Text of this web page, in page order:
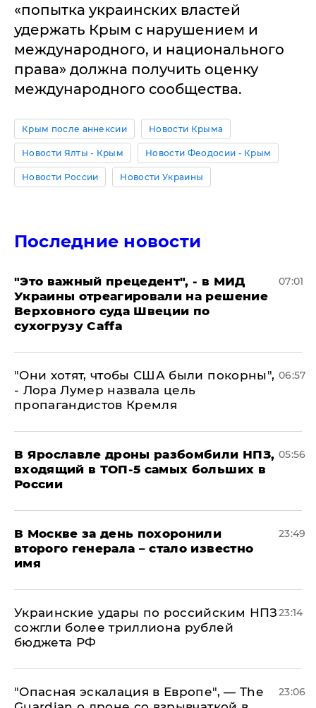
«попытка украинских властей
удержать Крым с нарушением и
международного, и национального
права» должна получить оценку
международного сообщества.
Крым после аннексии Новости Крыма
Новости Ялты - Крым Новости Феодосии - Крым
Новости России Новости Украины
Последние новости
"Это важный прецедент", - в МИД
Украины отреагировали на решение
Верховного суда Швеции по
сухогрузу Caffa
07:01
"Они хотят, чтобы США были покорны",
- Лора Лумер назвала цель
пропагандистов Кремля
06:57
В Ярославле дроны разбомбили НПЗ,
входящий в ТОП-5 самых больших в
России
05:56
В Москве за день похоронили
второго генерала – стало известно
имя
23:49
Украинские удары по российским НПЗ
сожгли более триллиона рублей
бюджета РФ
23:14
"Опасная эскалация в Европе", — The
23:06